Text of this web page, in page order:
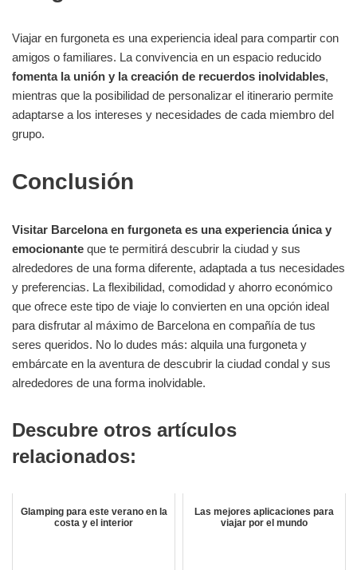
Viajar en furgoneta es una experiencia ideal para compartir con
amigos o familiares. La convivencia en un espacio reducido
fomenta la unión y la creación de recuerdos inolvidables,
mientras que la posibilidad de personalizar el itinerario permite
adaptarse a los intereses y necesidades de cada miembro del
grupo.
Conclusión
Visitar Barcelona en furgoneta es una experiencia única y
emocionante que te permitirá descubrir la ciudad y sus
alrededores de una forma diferente, adaptada a tus necesidades
y preferencias. La flexibilidad, comodidad y ahorro económico
que ofrece este tipo de viaje lo convierten en una opción ideal
para disfrutar al máximo de Barcelona en compañía de tus
seres queridos. No lo dudes más: alquila una furgoneta y
embárcate en la aventura de descubrir la ciudad condal y sus
alrededores de una forma inolvidable.
Descubre otros artículos
relacionados:
Glamping para este verano en la
costa y el interior
Las mejores aplicaciones para
viajar por el mundo